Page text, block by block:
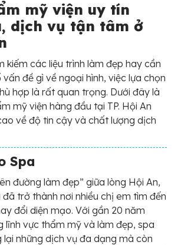
mỹ viện uy tín
dịch vụ tận tâm ở
kiếm các liệu trình làm đẹp hay cần
đề gì về ngoại hình, việc lựa chọn
hợp là rất quan trọng. Dưới đây là
mỹ viện hàng đầu tại TP. Hội An
về độ tin cậy và chất lượng dịch
Spa
đường làm đẹp” giữa lòng Hội An,
đã trở thành nơi nhiều chị em tìm đến
đổi diện mạo. Với gần 20 năm
lĩnh vực thẩm mỹ và làm đẹp, spa
lại những dịch vụ đa dạng mà còn